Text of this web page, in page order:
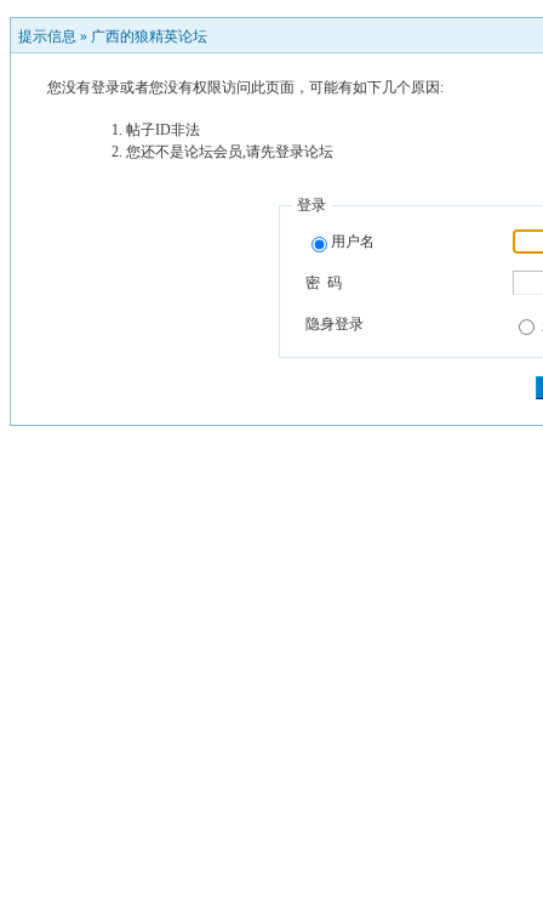
提示信息 » 广西的狼精英论坛
您没有登录或者您没有权限访问此页面，可能有如下几个原因:
帖子ID非法
您还不是论坛会员,请先登录论坛
登录
用户名
密 码
隐身登录